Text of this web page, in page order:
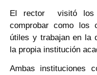
El rector visitó los
comprobar como los
útiles y trabajan en la
la propia institución
Ambas instituciones